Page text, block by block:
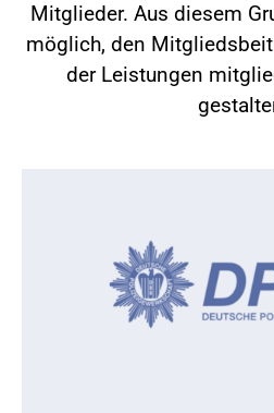
Mitglieder. Aus diesem
möglich, den
der Leistungen